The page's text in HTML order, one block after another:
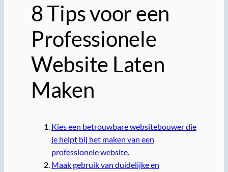
8 Tips voor een
Professionele
Website Laten
Maken
Kies een betrouwbare websitebouwer die
je helpt bij het maken van een
professionele website.
Maak gebruik van duidelijke en